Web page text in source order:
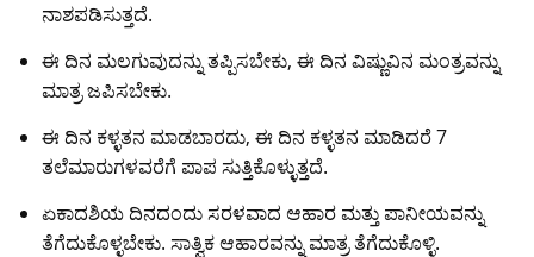
ನಾಶಪಡಿಸುತ್ತದೆ.
ಈ ದಿನ ಮಲಗುವುದನ್ನು ತಪ್ಪಿಸಬೇಕು, ಈ ದಿನ ವಿಷ್ಣುವಿನ ಮಂತ್ರವನ್ನು
ಮಾತ್ರ ಜಪಿಸಬೇಕು.
ಈ ದಿನ ಕಳ್ಳತನ ಮಾಡಬಾರದು, ಈ ದಿನ ಕಳ್ಳತನ ಮಾಡಿದರೆ 7
ತಲೆಮಾರುಗಳವರೆಗೆ ಪಾಪ ಸುತ್ತಿಕೊಳ್ಳುತ್ತದೆ.
ಏಕಾದಶಿಯ ದಿನದಂದು ಸರಳವಾದ ಆಹಾರ ಮತ್ತು ಪಾನೀಯವನ್ನು
ತೆಗೆದುಕೊಳ್ಳಬೇಕು. ಸಾತ್ವಿಕ ಆಹಾರವನ್ನು ಮಾತ್ರ ತೆಗೆದುಕೊಳ್ಳಿ.